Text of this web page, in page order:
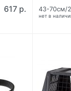
617 р.
нет в
43-70см/